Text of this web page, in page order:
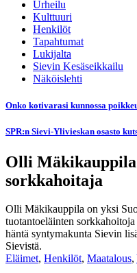
Urheilu
Kulttuuri
Henkilöt
Tapahtumat
Lukijalta
Sievin Kesäseikkailu
Näköislehti
Onko kotivarasi kunnossa
SPR:n Sievi-Ylivieskan osasto
Olli Mäkikauppila
sorkkahoitaja
Olli Mäkikauppila on yksi
tuotantoeläinten
häntä syntymakunta Sievin
Sievistä.
Eläimet, Henkilöt, Maatalous,